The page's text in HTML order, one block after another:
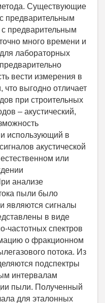
Существующие
предварительным
предварительным
много времени и
лабораторных
вести измерения в
выгодно отличает
при строительных
– акустический,
использующий в
акустической
или
анализе
пыли было
являются сигналы
в виде
частотных спектров
о фракционном
потока. Из
подспектры
интервалам
пыли. Полученный
для эталонных